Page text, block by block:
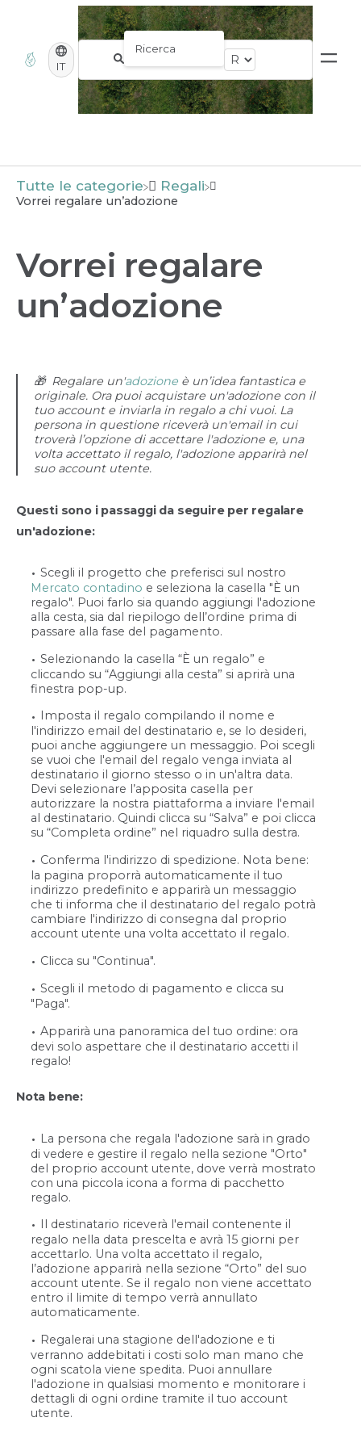
IT
Tutte le categorie ​Regali
Vorrei regalare un’adozione
Vorrei regalare
un’adozione
🎁 Regalare un'adozione è un’idea fantastica e
originale. Ora puoi acquistare un'adozione con il
tuo account e inviarla in regalo a chi vuoi. La
persona in questione riceverà un'email in cui
troverà l’opzione di accettare l'adozione e, una
volta accettato il regalo, l'adozione apparirà nel
suo account utente.
Questi sono i passaggi da seguire per regalare
un'adozione:
Scegli il progetto che preferisci sul nostro
Mercato contadino e seleziona la casella "È un
regalo". Puoi farlo sia quando aggiungi l'adozione
alla cesta, sia dal riepilogo dell’ordine prima di
passare alla fase del pagamento.
Selezionando la casella “È un regalo” e
cliccando su “Aggiungi alla cesta” si aprirà una
finestra pop-up.
Imposta il regalo compilando il nome e
l'indirizzo email del destinatario e, se lo desideri,
puoi anche aggiungere un messaggio. Poi scegli
se vuoi che l'email del regalo venga inviata al
destinatario il giorno stesso o in un'altra data.
Devi selezionare l’apposita casella per
autorizzare la nostra piattaforma a inviare l'email
al destinatario. Quindi clicca su “Salva” e poi clicca
su “Completa ordine” nel riquadro sulla destra.
Conferma l'indirizzo di spedizione. Nota bene:
la pagina proporrà automaticamente il tuo
indirizzo predefinito e apparirà un messaggio
che ti informa che il destinatario del regalo potrà
cambiare l'indirizzo di consegna dal proprio
account utente una volta accettato il regalo.
Clicca su "Continua".
Scegli il metodo di pagamento e clicca su
"Paga".
Apparirà una panoramica del tuo ordine: ora
devi solo aspettare che il destinatario accetti il
regalo!
Nota bene:
La persona che regala l'adozione sarà in grado
di vedere e gestire il regalo nella sezione "Orto"
del proprio account utente, dove verrà mostrato
con una piccola icona a forma di pacchetto
regalo.
Il destinatario riceverà l'email contenente il
regalo nella data prescelta e avrà 15 giorni per
accettarlo. Una volta accettato il regalo,
l’adozione apparirà nella sezione “Orto” del suo
account utente. Se il regalo non viene accettato
entro il limite di tempo verrà annullato
automaticamente.
Regalerai una stagione dell'adozione e ti
verranno addebitati i costi solo man mano che
ogni scatola viene spedita. Puoi annullare
l'adozione in qualsiasi momento e monitorare i
dettagli di ogni ordine tramite il tuo account
utente.